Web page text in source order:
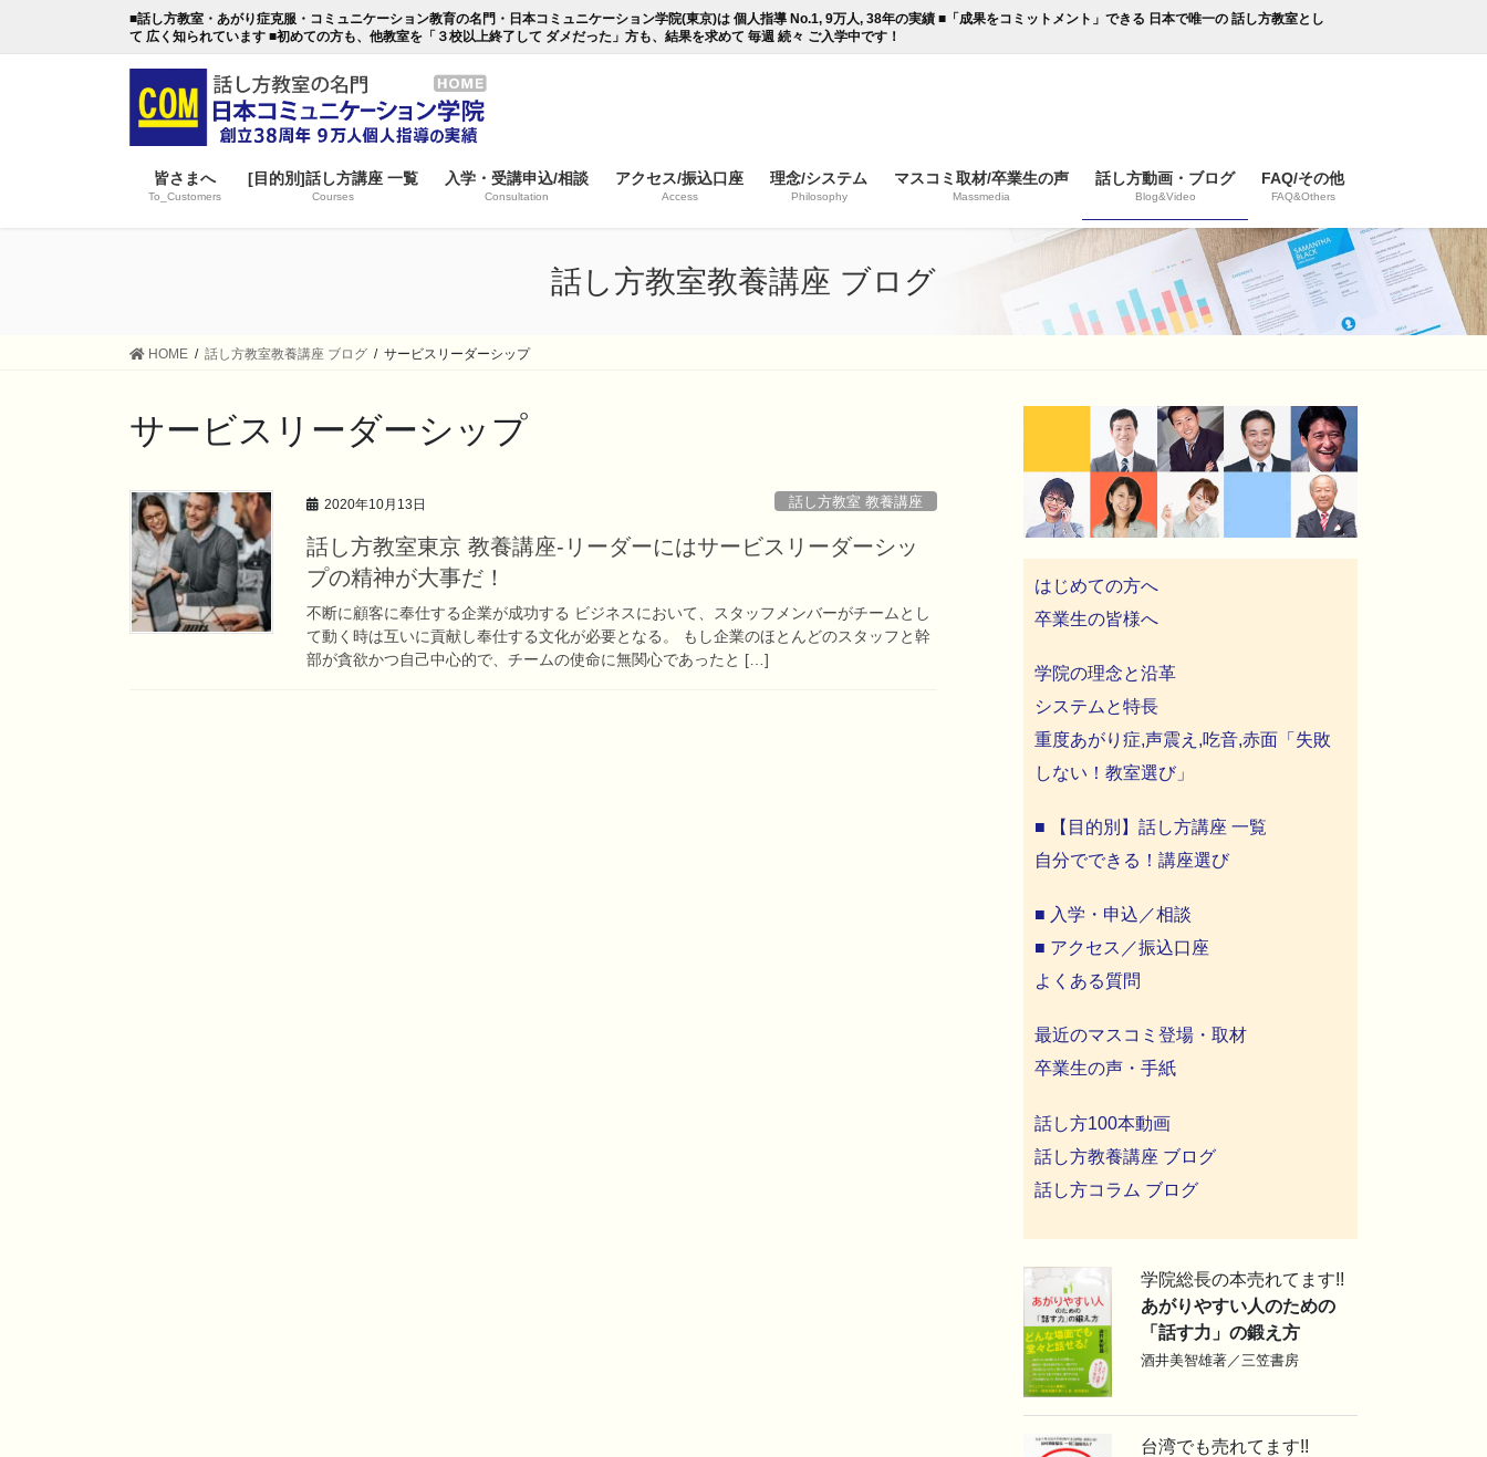
■話し方教室・あがり症克服・コミュニケーション教育の名門・日本コミュニケーション学院(東京)は 個人指導 No.1, 9万人, 38年の実績 ■「成果をコミットメント」できる 日本で唯一の 話し方教室とし
て 広く知られています ■初めての方も、他教室を「３校以上終了して ダメだった」方も、結果を求めて 毎週 続々 ご入学中です！
皆さまへ
To_Customers
[目的別]話し方講座 一覧
Courses
入学・受講申込/相談
Consultation
アクセス/振込口座
Access
理念/システム
Philosophy
マスコミ取材/卒業生の声
Massmedia
話し方動画・ブログ
Blog&Video
FAQ/その他
FAQ&Others
話し方教室教養講座 ブログ
HOME 話し方教室教養講座 ブログ サービスリーダーシップ
サービスリーダーシップ
2020年10月13日 話し方教室 教養講座
話し方教室東京 教養講座-リーダーにはサービスリーダーシッ
プの精神が大事だ！
不断に顧客に奉仕する企業が成功する ビジネスにおいて、スタッフメンバーがチームとし
て動く時は互いに貢献し奉仕する文化が必要となる。 もし企業のほとんどのスタッフと幹
部が貪欲かつ自己中心的で、チームの使命に無関心であったと […]
はじめての方へ
卒業生の皆様へ
学院の理念と沿革
システムと特長
重度あがり症,声震え,吃音,赤面「失敗
しない！教室選び」
■ 【目的別】話し方講座 一覧
自分でできる！講座選び
■ 入学・申込／相談
■ アクセス／振込口座
よくある質問
最近のマスコミ登場・取材
卒業生の声・手紙
話し方100本動画
話し方教養講座 ブログ
話し方コラム ブログ
学院総長の本売れてます!!
あがりやすい人のための
「話す力」の鍛え方
酒井美智雄著／三笠書房
台湾でも売れてます!!